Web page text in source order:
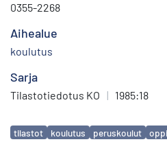
0355-2268
Aihealue
koulutus
Sarja
Tilastotiedotus KO | 1985:18
Avainsanat
tilastot koulutus peruskoulut